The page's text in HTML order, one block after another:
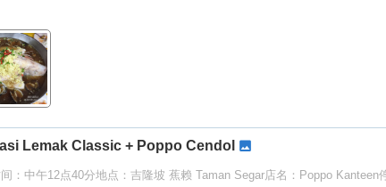
Lemak Classic + Poppo Cendol
：中午12点40分地点：吉隆坡 蕉赖 Taman Segar店名：Poppo